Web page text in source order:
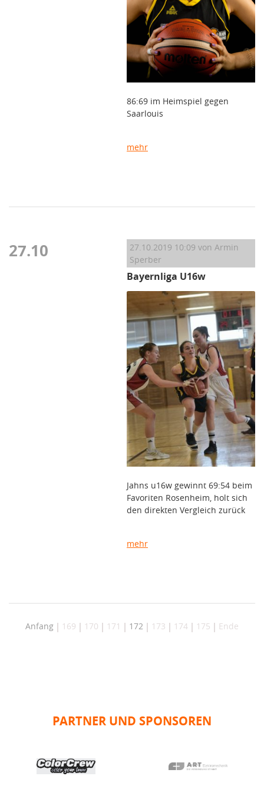
86:69 im Heimspiel gegen
Saarlouis
mehr
27.10 27.10.2019 10:09 von Armin
Sperber
Bayernliga U16w
Jahns u16w gewinnt 69:54 beim
Favoriten Rosenheim, holt sich
den direkten Vergleich zurück
mehr
Anfang 169 170 171 172 173 174 175 Ende
PARTNER UND SPONSOREN